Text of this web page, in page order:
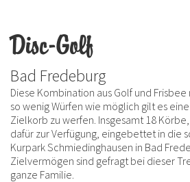
Disc-Golf
Bad Fredeburg
Diese Kombination aus Golf und
so wenig Würfen wie möglich gilt es
Zielkorb zu werfen. Insgesamt 18
dafür zur Verfügung, eingebettet in die
Kurpark Schmiedinghausen in Bad
Zielvermögen sind gefragt bei dieser
ganze Familie.